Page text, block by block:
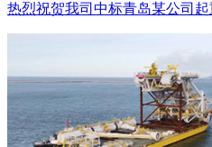
热烈祝贺我司中标青岛某公司